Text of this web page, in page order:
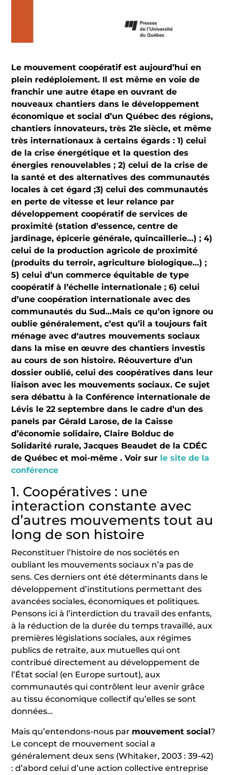
Le mouvement coopératif est aujourd’hui en
plein redéploiement. Il est même en voie de
franchir une autre étape en ouvrant de
nouveaux chantiers dans le développement
économique et social d’un Québec des régions,
chantiers innovateurs, très 21e siècle, et même
très internationaux à certains égards : 1) celui
de la crise énergétique et la question des
énergies renouvelables ; 2) celui de la crise de
la santé et des alternatives des communautés
locales à cet égard ;3) celui des communautés
en perte de vitesse et leur relance par
développement coopératif de services de
proximité (station d’essence, centre de
jardinage, épicerie générale, quincaillerie…) ; 4)
celui de la production agricole de proximité
(produits du terroir, agriculture biologique…) ;
5) celui d’un commerce équitable de type
coopératif à l’échelle internationale ; 6) celui
d’une coopération internationale avec des
communautés du Sud…Mais ce qu’on ignore ou
oublie généralement, c’est qu’il a toujours fait
ménage avec d‘autres mouvements sociaux
dans la mise en œuvre des chantiers investis
au cours de son histoire. Réouverture d’un
dossier oublié, celui des coopératives dans leur
liaison avec les mouvements sociaux. Ce sujet
sera débattu à la Conférence internationale de
Lévis le 22 septembre dans le cadre d’un des
panels par Gérald Larose, de la Caisse
d’économie solidaire, Claire Bolduc de
Solidarité rurale, Jacques Beaudet de la CDÉC
de Québec et moi-même . Voir sur le site de la
conférence
1. Coopératives : une
interaction constante avec
d’autres mouvements tout au
long de son histoire
Reconstituer l’histoire de nos sociétés en
oubliant les mouvements sociaux n’a pas de
sens. Ces derniers ont été déterminants dans le
développement d’institutions permettant des
avancées sociales, économiques et politiques.
Pensons ici à l’interdiction du travail des enfants,
à la réduction de la durée du temps travaillé, aux
premières législations sociales, aux régimes
publics de retraite, aux mutuelles qui ont
contribué directement au développement de
l’État social (en Europe surtout), aux
communautés qui contrôlent leur avenir grâce
au tissu économique collectif qu’elles se sont
données…
Mais qu’entendons-nous par mouvement social?
Le concept de mouvement social a
généralement deux sens (Whitaker, 2003 : 39-42)
: d’abord celui d’une action collective entreprise